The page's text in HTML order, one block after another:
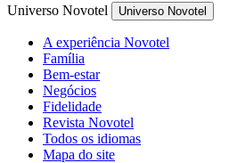
Universo Novotel Universo Novotel
A experiência Novotel
Família
Bem-estar
Negócios
Fidelidade
Revista Novotel
Todos os idiomas
Mapa do site